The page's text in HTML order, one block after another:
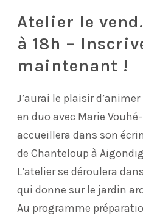
Atelier le
à 18h –
maintenant !
J’aurai le plaisir
en duo avec Marie
accueillera dans son
de Chanteloup à
L’atelier se déroulera
qui donne sur le jardin
Au programme